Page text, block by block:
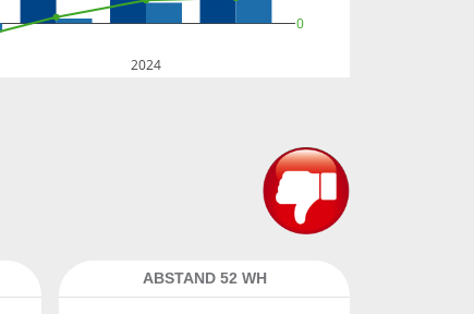
2024
0
ABSTAND 52 WH